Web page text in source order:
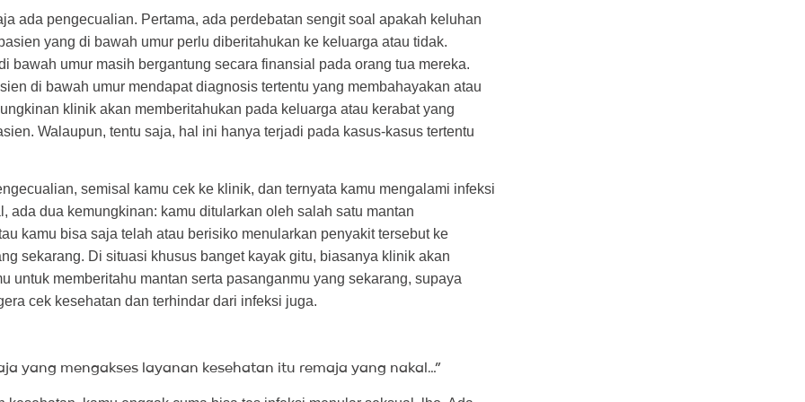
ada pengecualian. Pertama, ada perdebatan sengit soal apakah keluhan
yang di bawah umur perlu diberitahukan ke keluarga atau tidak.
bawah umur masih bergantung secara finansial pada orang tua mereka.
di bawah umur mendapat diagnosis tertentu yang membahayakan atau
klinik akan memberitahukan pada keluarga atau kerabat yang
Walaupun, tentu saja, hal ini hanya terjadi pada kasus-kasus tertentu
semisal kamu cek ke klinik, dan ternyata kamu mengalami infeksi
ada dua kemungkinan: kamu ditularkan oleh salah satu mantan
kamu bisa saja telah atau berisiko menularkan penyakit tersebut ke
sekarang. Di situasi khusus banget kayak gitu, biasanya klinik akan
untuk memberitahu mantan serta pasanganmu yang sekarang, supaya
cek kesehatan dan terhindar dari infeksi juga.
yang mengakses layanan kesehatan itu remaja yang nakal…”